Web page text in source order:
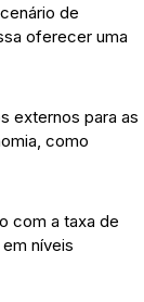
de
oferecer uma
externos para as
como
com a taxa de
níveis